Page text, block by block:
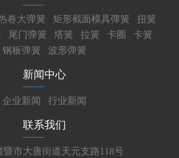
卷大弹簧 矩形截面模具弹簧
扭簧
尾门弹簧 塔簧 拉簧 卡圈
卡簧
钢板弹簧
波形弹簧
新闻中心
企业新闻 行业新闻
联系我们
暨市大唐街道天元支路118号